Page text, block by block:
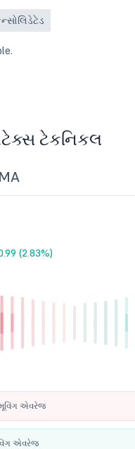
ટેકનિકલ
(2.83%)
એવરેજ
એવરેજ